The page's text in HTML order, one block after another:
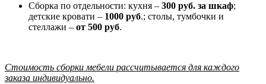
Сборка по отдельности: кухня – 300 руб. за шкаф;
детские кровати – 1000 руб.; столы, тумбочки и
стеллажи – от 500 руб.
Стоимость сборки мебели рассчитывается для каждого
заказа индивидуально.